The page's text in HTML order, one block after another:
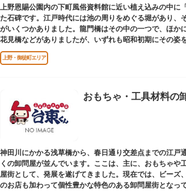
上野恩賜公園内の下町風俗資料館に近い植え込みの中に
た石碑です。江戸時代には池の周りをめぐる堀があり、
がいくつかありました。龍門橋はその中の一つで、ほか
花見橋などがありましたが、いずれも昭和初期にその姿
碑にその名残がわずかに残るだけです。
上野・御徒町エリア
おもちゃ・工具材料の
神田川にかかる浅草橋から、春日通り交差点までの江戸
くの卸問屋が並んでいます。ここは、主に、おもちゃや
屋街として、発展を遂げてきました。現在では、ビーズ
のお店も加わって個性豊かな特色のある卸問屋街となって